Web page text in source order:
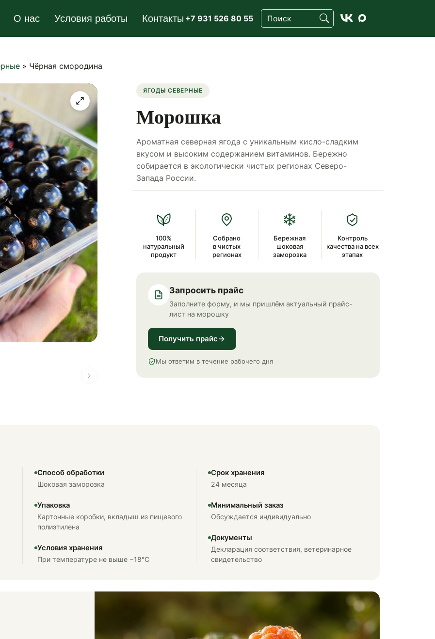
О нас Условия работы Контакты +7 931 526 80 55  
» Чёрная смородина
ЯГОДЫ СЕВЕРНЫЕ
Морошка
Ароматная северная ягода с уникальным кисло-сладким
вкусом и высоким содержанием витаминов. Бережно
собирается в экологически чистых регионах Северо-
Запада России.
100%
натуральный
продукт
Собрано
в чистых
регионах
Бережная
шоковая
заморозка
Контроль
качества на всех
этапах
Запросить прайс
Заполните форму, и мы пришлём актуальный прайс-
лист на морошку
Получить прайс
Мы ответим в течение рабочего дня
Способ обработки
Шоковая заморозка
Упаковка
Картонные коробки, вкладыш из пищевого
полиэтилена
Условия хранения
При температуре не выше −18°C
Срок хранения
24 месяца
Минимальный заказ
Обсуждается индивидуально
Документы
Декларация соответствия, ветеринарное
свидетельство